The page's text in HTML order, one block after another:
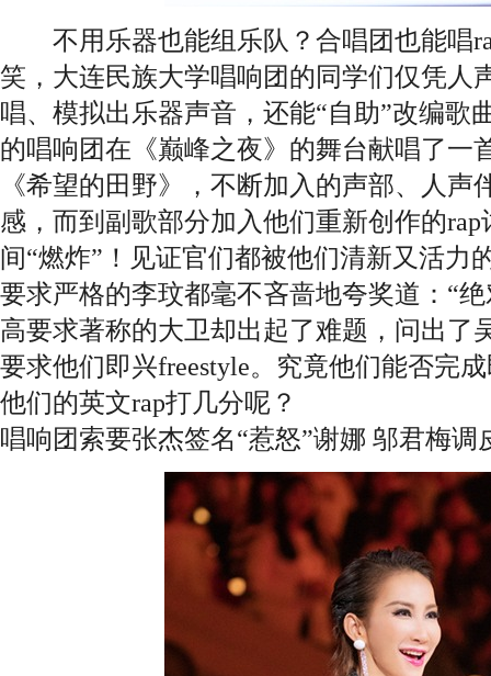
不用乐器也能组乐队？合唱团也能唱
笑，大连民族大学唱响团的同学们仅凭人
唱、模拟出乐器声音，还能“自助”改编歌
的唱响团在《巅峰之夜》的舞台献唱了一
《希望的田野》，不断加入的声部、人声
感，而到副歌部分加入他们重新创作的
间“燃炸”！见证官们都被他们清新又活力
要求严格的李玟都毫不吝啬地夸奖道：“
高要求著称的大卫却出起了难题，问出了
要求他们即兴freestyle。究竟他们能否完
他们的英文rap打几分呢？
唱响团索要张杰签名“惹怒”谢娜 邬君梅调